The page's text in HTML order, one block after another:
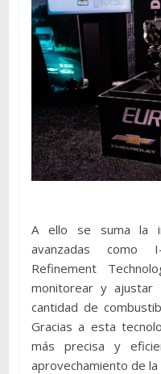
A ello se suma la
avanzadas como
Refinement
monitorear y
cantidad de
Gracias a esta
más precisa y
aprovechamiento de